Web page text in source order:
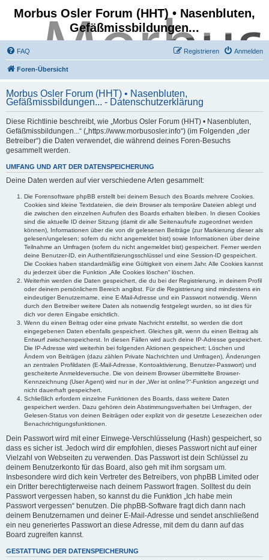
Morbus Osler Forum (HHT) • Nasenbluten,
Gefäßmissbildungen...
FAQ Anmelden
Registrieren
Foren-Übersicht
Morbus Osler Forum (HHT) • Nasenbluten,
Gefäßmissbildungen... - Datenschutzerklärung
Diese Richtlinie beschreibt, wie „Morbus Osler Forum (HHT) • Nasenbluten,
Gefäßmissbildungen...“ („https://www.morbusosler.info“) (im Folgenden „der
Betreiber“) die Daten verwendet, die während deines Foren-Besuchs
gesammelt werden.
UMFANG UND ART DER DATENSPEICHERUNG
Deine Daten werden auf vier verschiedene Arten gesammelt:
Die Forensoftware phpBB erstellt bei deinem Besuch des Boards mehrere Cookies.
Cookies sind kleine Textdateien, die dein Browser als temporäre Dateien ablegt und
die zwischen den einzelnen Aufrufen des Boards erhalten bleiben. In diesen Cookies
sind die aktuelle ID deiner Sitzung (damit dir alle Seitenaufrufe zugeordnet werden
können), Informationen über die von dir gelesenen Beiträge (zur Markierung dieser als
gelesen/ungelesen; sofern du nicht angemeldet bist) sowie Informationen über deine
Teilnahme an Umfragen (sofern du nicht angemeldet bist) gespeichert. Ferner werden
deine Benutzer-ID, ein Authentifizierungsschlüssel und eine Session-ID gespeichert.
Die Cookies haben standardmäßig eine Gültigkeit von einem Jahr. Alle Cookies kannst
du jederzeit über die Funktion „Alle Cookies löschen“ löschen.
Weiterhin werden die Daten gespeichert, die du bei der Registrierung, in deinem Profil
oder deinem persönlichem Bereich angibst. Für die Registrierung sind mindestens ein
eindeutiger Benutzername, eine E-Mail-Adresse und ein Passwort notwendig. Wenn
durch den Betreiber weitere Daten als notwendig festgelegt wurden, so ist dies für
dich vor deren Eingabe ersichtlich.
Wenn du einen Beitrag oder eine private Nachricht erstellst, so werden die dort
eingegebenen Daten ebenfalls gespeichert. Gleiches gilt, wenn du einen Beitrag als
Entwurf zwischenspeicherst. In diesen Fällen wird auch deine IP-Adresse gespeichert.
Die IP-Adresse wird weiterhin bei folgenden Aktionen gespeichert: Löschen und
Ändern von Beiträgen (dazu zählen Private Nachrichten und Umfragen), Änderungen
an zentralen Profildaten (E-Mail-Adresse, Kontoaktivierung, Benutzer-Passwort) und
gescheiterte Anmeldeversuche. Die von deinem Browser übermittelte Browser-
Kennzeichnung (User Agent) wird nur in der „Wer ist online?“-Funktion angezeigt und
nicht dauerhaft gespeichert.
Schließlich erfordern einzelne Funktionen des Boards, dass weitere Daten
gespeichert werden. Dazu gehören dein Abstimmungsverhalten bei Umfragen, der
Gelesen-Status von deinen Beiträgen oder explizit von dir gesetzte Lesezeichen oder
Benachrichtigungsfunktionen.
Dein Passwort wird mit einer Einwege-Verschlüsselung (Hash) gespeichert, so
dass es sicher ist. Jedoch wird dir empfohlen, dieses Passwort nicht auf einer
Vielzahl von Webseiten zu verwenden. Das Passwort ist dein Schlüssel zu
deinem Benutzerkonto für das Board, also geh mit ihm sorgsam um.
Insbesondere wird dich kein Vertreter des Betreibers, von phpBB Limited oder
ein Dritter berechtigterweise nach deinem Passwort fragen. Solltest du dein
Passwort vergessen haben, so kannst du die Funktion „Ich habe mein
Passwort vergessen“ benutzen. Die phpBB-Software fragt dich dann nach
deinem Benutzernamen und deiner E-Mail-Adresse und sendet anschließend
ein neu generiertes Passwort an diese Adresse, mit dem du dann auf das
Board zugreifen kannst.
GESTATTUNG DER DATENSPEICHERUNG